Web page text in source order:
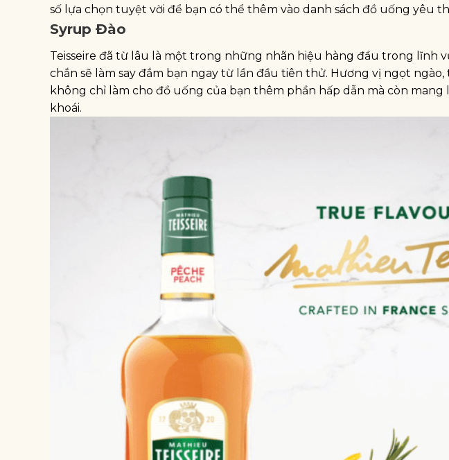
số lựa chọn tuyệt vời để bạn có thể thêm vào danh sách đồ uống yêu
Syrup Đào
Teisseire đã từ lâu là một trong những nhãn hiệu hàng đầu trong lĩnh
chắn sẽ làm say đắm bạn ngay từ lần đầu tiên thử. Hương vị ngọt
không chỉ làm cho đồ uống của bạn thêm phần hấp dẫn mà còn mang
khoái.